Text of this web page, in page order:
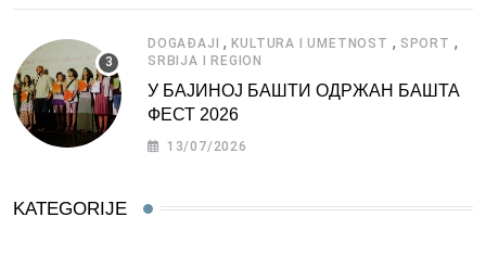
DOGAĐAJI ,KULTURA I UMETNOST , SPORT ,
SRBIJA I REGION
У БАЈИНОЈ БАШТИ ОДРЖАН БАШТА
ФЕСТ 2026
13/07/2026
KATEGORIJE